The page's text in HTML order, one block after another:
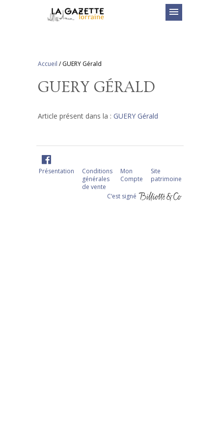
menu
Accueil /GUERY Gérald
GUERY GÉRALD
Article présent dans la : GUERY Gérald
Présentation
Conditions
générales
de vente
Mon
Compte
Site
patrimoine
C‘est signé